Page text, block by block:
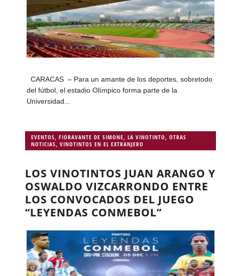
CARACAS – Para un amante de los deportes, sobretodo
del fútbol, el estadio Olímpico forma parte de la
Universidad...
EVENTOS FIORAVANTE DE SIMONE LA VINOTINTO
OTRAS
NOTICIAS VINOTINTOS EN EL EXTRANJERO
LOS VINOTINTOS JUAN ARANGO Y
OSWALDO VIZCARRONDO ENTRE
LOS CONVOCADOS DEL JUEGO
“LEYENDAS CONMEBOL”